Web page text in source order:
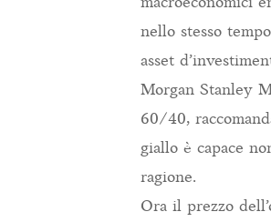
nello stesso
asset
Morgan Stanley
60/40,
giallo è capace
ragione.
Ora il prezzo